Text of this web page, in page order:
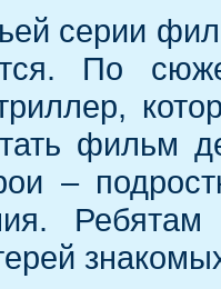
серии
По
фильм
–